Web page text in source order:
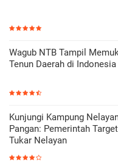
Wagub NTB Tampil
Tenun Daerah di
Kunjungi Kampung
Pangan: Pemerintah
Tukar Nelayan